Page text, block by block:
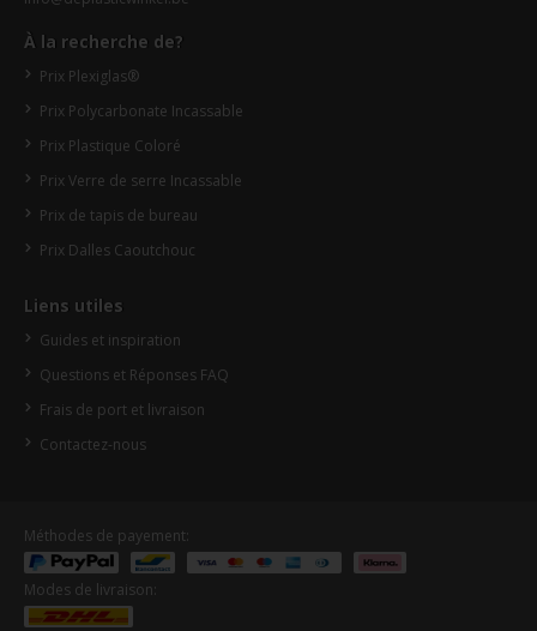
À la recherche de?
Prix Plexiglas®
Prix Polycarbonate Incassable
Prix Plastique Coloré
Prix Verre de serre Incassable
Prix de tapis de bureau
Prix Dalles Caoutchouc
Liens utiles
Guides et inspiration
Questions et Réponses FAQ
Frais de port et livraison
Contactez-nous
Méthodes de payement:
Modes de livraison: